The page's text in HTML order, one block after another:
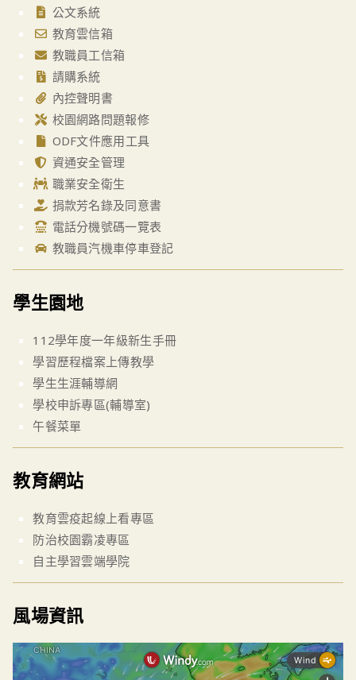
公文系統
教育雲信箱
教職員工信箱
請購系統
內控聲明書
校園網路問題報修
ODF文件應用工具
資通安全管理
職業安全衛生
捐款芳名錄及同意書
電話分機號碼一覽表
教職員汽機車停車登記
學生園地
112學年度一年級新生手冊
學習歷程檔案上傳教學
學生生涯輔導網
學校申訴專區(輔導室)
午餐菜單
教育網站
教育雲疫起線上看專區
防治校園霸凌專區
自主學習雲端學院
風場資訊